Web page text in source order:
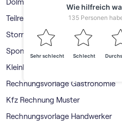
Dolmetscher Rechnung Muster
Teilrechnung Muster
Stornorechnung Muster
Sponsoring Rechnung Vorlage
Kleinbetragsrechnung Muster
Rechnungsvorlage Gastronomie
Kfz Rechnung Muster
Rechnungsvorlage Handwerker